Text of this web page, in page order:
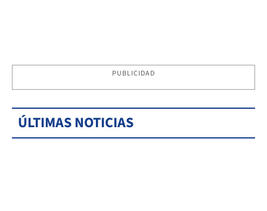
PUBLICIDAD
ÚLTIMAS NOTICIAS